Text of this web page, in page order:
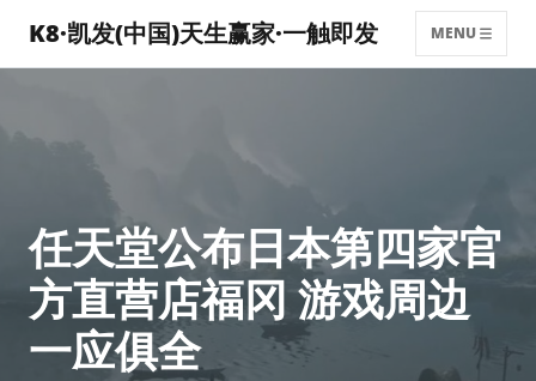
K8·凯发(中国)天生赢家·一触即发 MENU
任天堂公布日本第四家官
方直营店福冈 游戏周边
一应俱全